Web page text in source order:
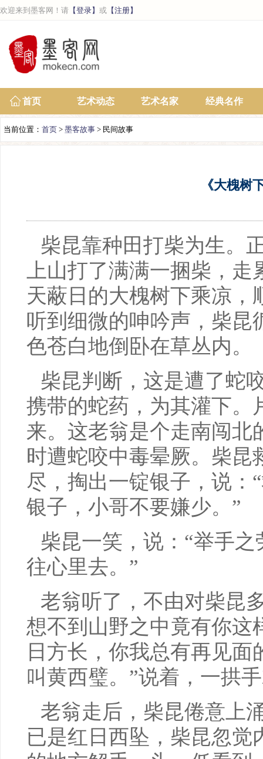
欢迎来到墨客网！请 【登录】 或 【注册】
首页 艺术动态 艺术名家 经典名作
当前位置： 首页 > 墨客故事 > 民间故事
《大槐树
柴昆靠种田打柴为生。
上山打了满满一捆柴，走
天蔽日的大槐树下乘凉，
听到细微的呻吟声，柴昆
色苍白地倒卧在草丛内。
柴昆判断，这是遭了蛇
携带的蛇药，为其灌下。
来。这老翁是个走南闯北
时遭蛇咬中毒晕厥。柴昆
尽，掏出一锭银子，说：
银子，小哥不要嫌少。”
柴昆一笑，说：“举手
往心里去。”
老翁听了，不由对柴昆
想不到山野之中竟有你这
日方长，你我总有再见
叫黄西璧。”说着，一拱
老翁走后，柴昆倦意上
已是红日西坠，柴昆忽觉